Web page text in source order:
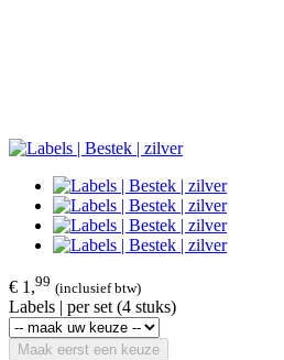
€ 1,99 (inclusief btw)
Labels | per set (4 stuks)
Maak eerst een keuze